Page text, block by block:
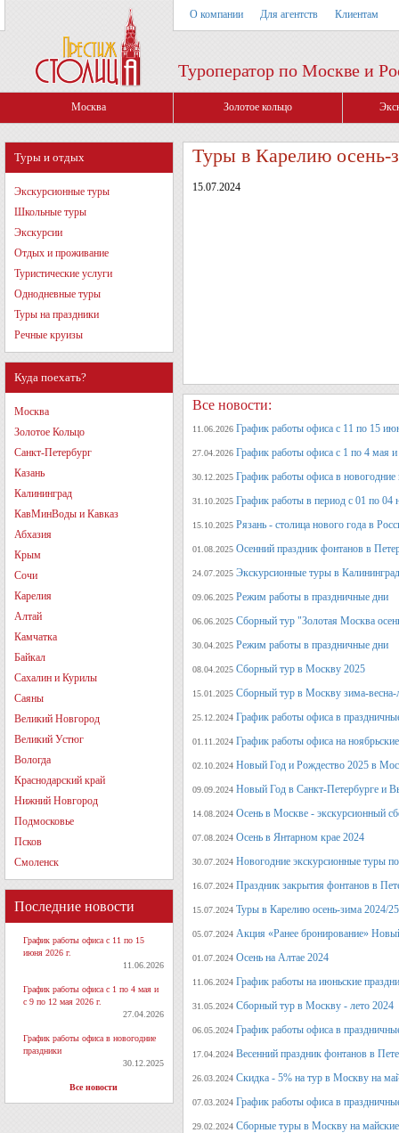
О компании Для агентств Клиентам
Туроператор по Москве и
Москва Золотое кольцо
Туры и отдых
Экскурсионные туры
Школьные туры
Экскурсии
Отдых и проживание
Туристические услуги
Однодневные туры
Туры на праздники
Речные круизы
Куда поехать?
Москва
Золотое Кольцо
Санкт-Петербург
Казань
Калининград
КавМинВоды и Кавказ
Абхазия
Крым
Сочи
Карелия
Алтай
Камчатка
Байкал
Сахалин и Курилы
Саяны
Великий Новгород
Великий Устюг
Вологда
Краснодарский край
Нижний Новгород
Подмосковье
Псков
Смоленск
Последние новости
График работы офиса с 11 по 15
июня 2026 г.
11.06.2026
График работы офиса с 1 по 4 мая и
с 9 по 12 мая 2026 г.
27.04.2026
График работы офиса в новогодние
праздники
30.12.2025
Все новости
Туры в Карелию осень-
15.07.2024
Все новости:
11.06.2026 График работы офиса с 11 по 15
27.04.2026 График работы офиса с 1 по 4 мая
30.12.2025 График работы офиса в новогодние
31.10.2025 График работы в период с 01 по 04
15.10.2025 Рязань - столица нового года в
01.08.2025 Осенний праздник фонтанов в
24.07.2025 Экскурсионные туры в
09.06.2025 Режим работы в праздничные дни
06.06.2025 Сборный тур "Золотая Москва
30.04.2025 Режим работы в праздничные дни
08.04.2025 Сборный тур в Москву 2025
15.01.2025 Сборный тур в Москву зима-весна-
25.12.2024 График работы офиса в
01.11.2024 График работы офиса на
02.10.2024 Новый Год и Рождество 2025 в
09.09.2024 Новый Год в Санкт-Петербурге и
14.08.2024 Осень в Москве - экскурсионный
07.08.2024 Осень в Янтарном крае 2024
30.07.2024 Новогодние экскурсионные туры
16.07.2024 Праздник закрытия фонтанов в
15.07.2024 Туры в Карелию осень-зима 2024/25
05.07.2024 Акция «Ранее бронирование»
01.07.2024 Осень на Алтае 2024
11.06.2024 График работы на июньские
31.05.2024 Сборный тур в Москву - лето 2024
06.05.2024 График работы офиса в
17.04.2024 Весенний праздник фонтанов в
26.03.2024 Скидка - 5% на тур в Москву на
07.03.2024 График работы офиса в
29.02.2024 Сборные туры в Москву на